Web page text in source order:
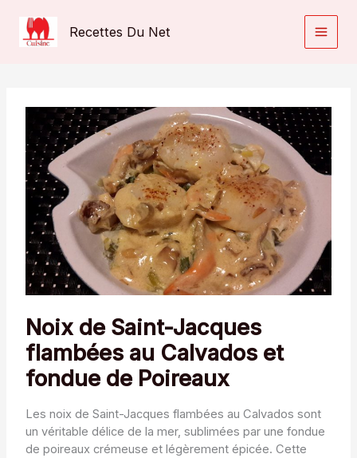
contenu
Recettes Du Net
Noix de Saint-Jacques
flambées au Calvados et
fondue de Poireaux
Les noix de Saint-Jacques flambées au Calvados sont
un véritable délice de la mer, sublimées par une fondue
de poireaux crémeuse et légèrement épicée. Cette